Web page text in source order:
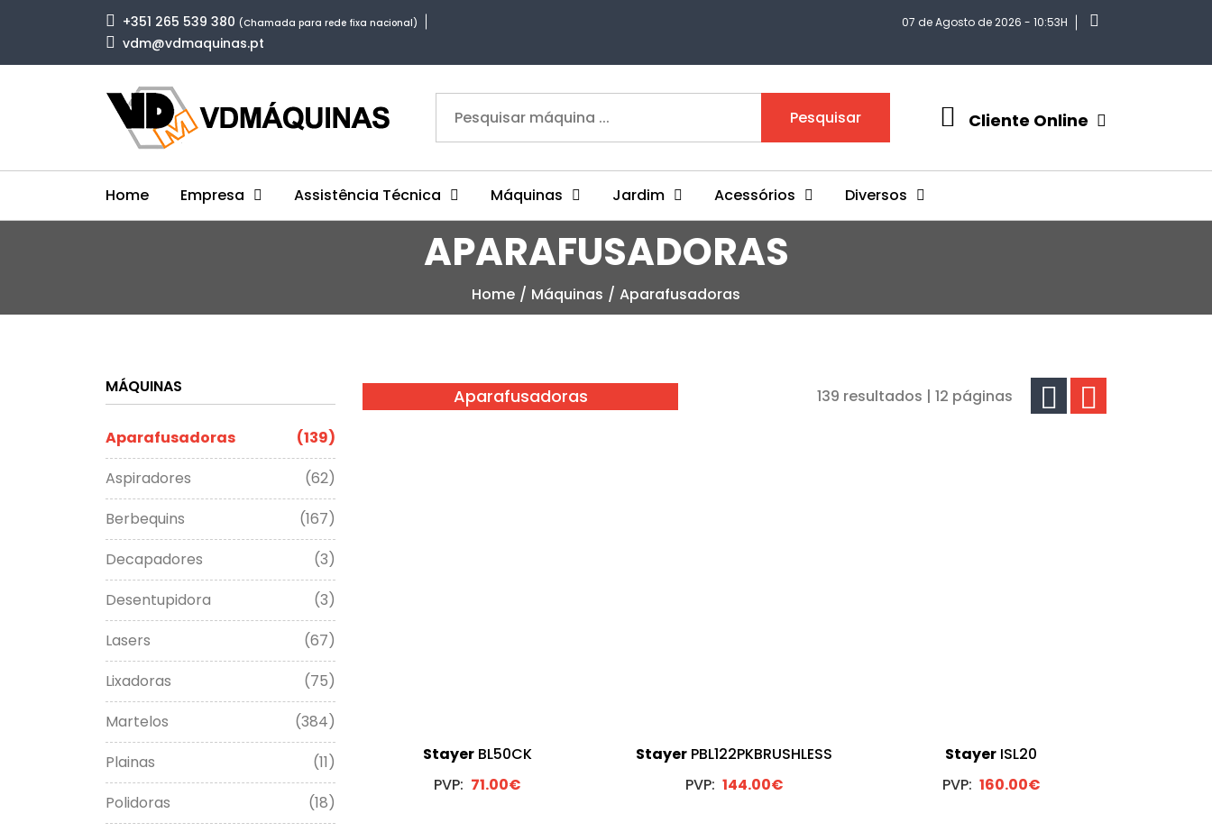
+351 265 539 380 (Chamada para rede fixa nacional)
vdm@vdmaquinas.pt
07 de Agosto de 2026 - 10:53H
Pesquisar Cliente Online
Home Empresa Assistência Técnica Máquinas Jardim Acessórios Diversos
APARAFUSADORAS
Home Máquinas Aparafusadoras
Aparafusadoras 139 resultados | 12 páginas
Stayer BL50CK
PVP: 71.00€
Stayer PBL122PKBRUSHLESS
PVP: 144.00€
Stayer ISL20
PVP: 160.00€
MÁQUINAS
Aparafusadoras
(139)
Aspiradores
(62)
Berbequins
(167)
Decapadores
(3)
Desentupidora
(3)
Lasers
(67)
Lixadoras
(75)
Martelos
(384)
Plainas
(11)
Polidoras
(18)